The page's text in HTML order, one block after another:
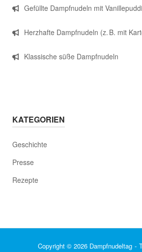
Gefüllte Dampfnudeln mit
Herzhafte Dampfnudeln (z. B. mit
Klassische süße Dampfnudeln
KATEGORIEN
Geschichte
Presse
Rezepte
Copyright © 2026 Dampfnudeltag